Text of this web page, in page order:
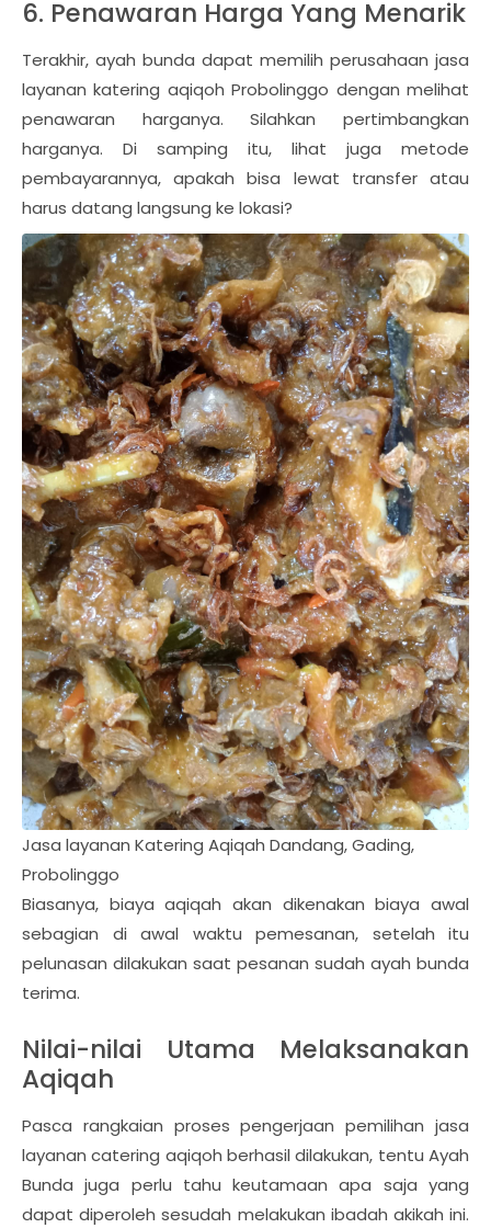
6. Penawaran Harga Yang Menarik
Terakhir, ayah bunda dapat memilih perusahaan jasa
layanan katering aqiqoh Probolinggo dengan melihat
penawaran harganya. Silahkan pertimbangkan
harganya. Di samping itu, lihat juga metode
pembayarannya, apakah bisa lewat transfer atau
harus datang langsung ke lokasi?
Jasa layanan Katering Aqiqah Dandang, Gading,
Probolinggo
Biasanya, biaya aqiqah akan dikenakan biaya awal
sebagian di awal waktu pemesanan, setelah itu
pelunasan dilakukan saat pesanan sudah ayah bunda
terima.
Nilai-nilai Utama Melaksanakan
Aqiqah
Pasca rangkaian proses pengerjaan pemilihan jasa
layanan catering aqiqoh berhasil dilakukan, tentu Ayah
Bunda juga perlu tahu keutamaan apa saja yang
dapat diperoleh sesudah melakukan ibadah akikah ini.